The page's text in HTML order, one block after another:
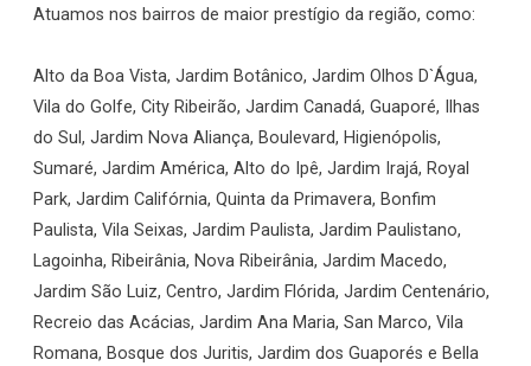
Atuamos nos bairros de maior prestígio da região, como:
Alto da Boa Vista, Jardim Botânico, Jardim Olhos D`Água,
Vila do Golfe, City Ribeirão, Jardim Canadá, Guaporé, Ilhas
do Sul, Jardim Nova Aliança, Boulevard, Higienópolis,
Sumaré, Jardim América, Alto do Ipê, Jardim Irajá, Royal
Park, Jardim Califórnia, Quinta da Primavera, Bonfim
Paulista, Vila Seixas, Jardim Paulista, Jardim Paulistano,
Lagoinha, Ribeirânia, Nova Ribeirânia, Jardim Macedo,
Jardim São Luiz, Centro, Jardim Flórida, Jardim Centenário,
Recreio das Acácias, Jardim Ana Maria, San Marco, Vila
Romana, Bosque dos Juritis, Jardim dos Guaporés e Bella